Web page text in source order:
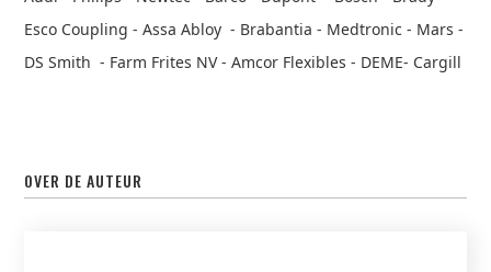
Esco Coupling - Assa Abloy - Brabantia - Medtronic - Mars -
DS Smith - Farm Frites NV - Amcor Flexibles - DEME- Cargill
OVER DE AUTEUR